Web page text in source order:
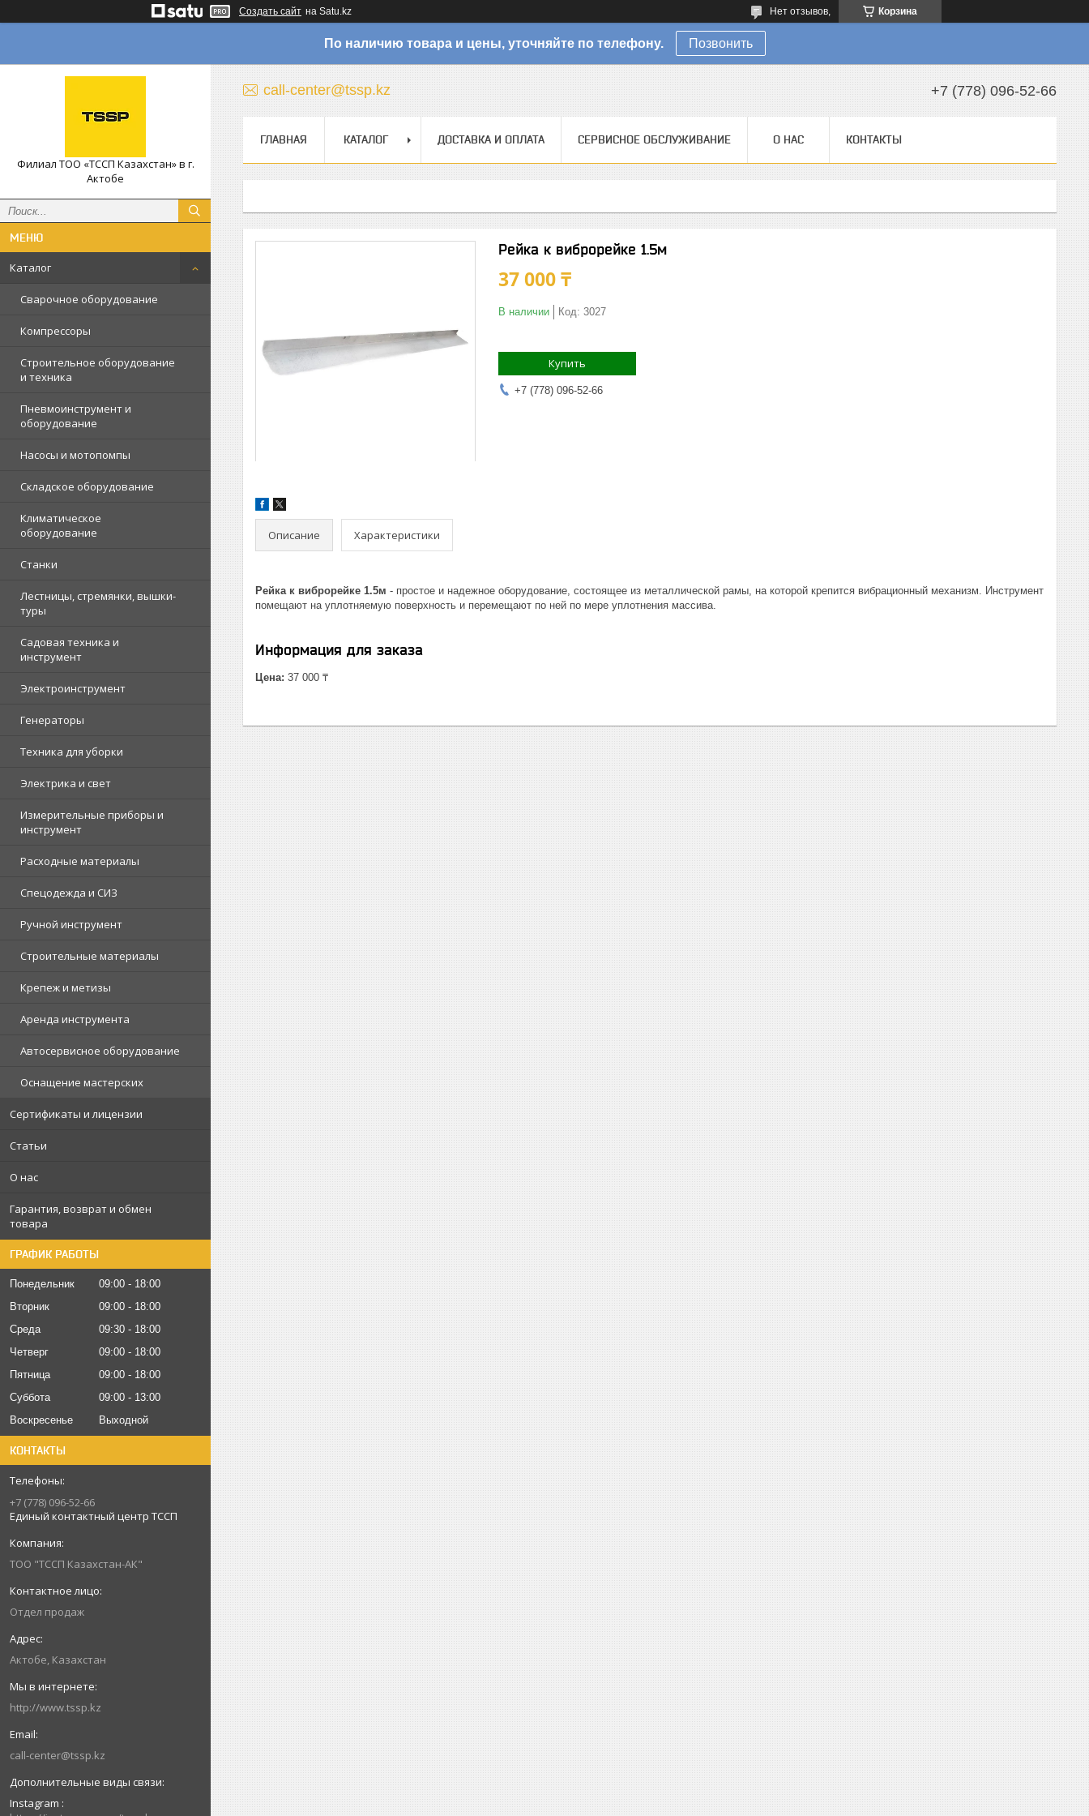
Создать сайт на Satu.kz Корзина
Нет отзывов,
По наличию товара и цены, уточняйте по телефону. Позвонить
Филиал ТОО «ТССП Казахстан» в г.
Актобе
Каталог
Сварочное оборудование
Компрессоры
Строительное оборудование
и техника
Пневмоинструмент и
оборудование
Насосы и мотопомпы
Складское оборудование
Климатическое
оборудование
Станки
Лестницы, стремянки, вышки-
туры
Садовая техника и
инструмент
Электроинструмент
Генераторы
Техника для уборки
Электрика и свет
Измерительные приборы и
инструмент
Расходные материалы
Спецодежда и СИЗ
Ручной инструмент
Строительные материалы
Крепеж и метизы
Аренда инструмента
Автосервисное оборудование
Оснащение мастерских
Сертификаты и лицензии
Статьи
О нас
Гарантия, возврат и обмен
товара
ГРАФИК РАБОТЫ
Понедельник 09:00
18:00
Вторник
09:00
18:00
Среда
09:30
18:00
Четверг
09:00
18:00
Пятница
09:00
18:00
Суббота
09:00
13:00
Воскресенье
Выходной
КОНТАКТЫ
+7 (778) 096-52-66
Единый контактный центр ТССП
ТОО "ТССП Казахстан-АК"
Отдел продаж
Актобе, Казахстан
http://www.tssp.kz
call-center@tssp.kz
Instagram
call-center@tssp.kz +7 (778) 096-52-66
ГЛАВНАЯ КАТАЛОГ ДОСТАВКА И ОПЛАТА СЕРВИСНОЕ ОБСЛУЖИВАНИЕ О НАС КОНТАКТЫ
Рейка к виброрейке 1.5м
37 000 ₸
В наличии Код: 3027
Купить
+7 (778) 096-52-66
Описание Характеристики
Рейка к виброрейке 1.5м - простое и надежное оборудование, состоящее из металлической рамы, на которой крепится вибрационный механизм. Инструмент
помещают на уплотняемую поверхность и перемещают по ней по мере уплотнения массива.
Информация для заказа
Цена: 37 000 ₸